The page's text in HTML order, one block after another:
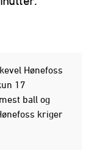
Hønefoss
17
ball og
kriger